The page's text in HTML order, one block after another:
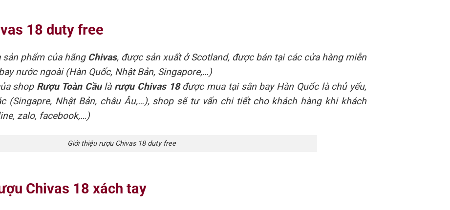
18 duty free
sản phẩm của hãng Chivas, được sản xuất ở Scotland, được bán tại các cửa hàng miễn
nước ngoài (Hàn Quốc, Nhật Bản, Singapore,…)
shop Rượu Toàn Cầulà rượu Chivas 18được mua tại sân bay Hàn Quốc là chủ yếu,
(Singapre, Nhật Bản, châu Âu,…), shop sẽ tư vấn chi tiết cho khách hàng khi khách
zalo, facebook,…)
Giới thiệu rượu Chivas 18 duty free
Chivas 18 xách tay